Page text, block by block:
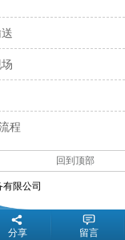
程
回到顶部
限公司
分享 留言